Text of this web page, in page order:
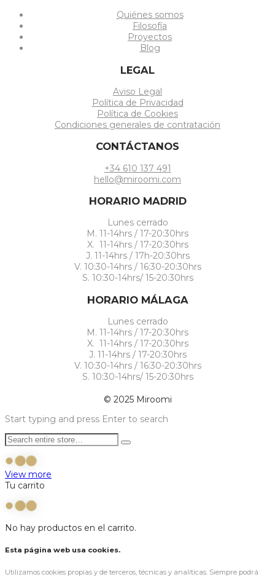
Quiénes somos
Filosofía
Proyectos
Blog
LEGAL
Aviso Legal
Política de Privacidad
Política de Cookies
Condiciones generales de contratación
CONTÁCTANOS
+34 610 137 491
hello@miroomi.com
HORARIO MADRID
Lunes cerrado
M. 11-14hrs / 17-20:30hrs
X. 11-14hrs / 17-20:30hrs
J. 11-14hrs / 17h-20:30hrs
V. 10:30-14hrs / 16:30-20:30hrs
S. 10:30-14hrs/ 15-20:30hrs
HORARIO MÁLAGA
Lunes cerrado
M. 11-14hrs / 17-20:30hrs
X. 11-14hrs / 17-20:30hrs
J. 11-14hrs / 17-20:30hrs
V. 10:30-14hrs / 16:30-20:30hrs
S. 10:30-14hrs/ 15-20:30hrs
© 2025 Miroomi
Start typing and press Enter to search
View more
Tu carrito
No hay productos en el carrito.
Esta página web usa cookies.
Utilizamos cookies propias y de terceros, técnicas y analíticas. Siempre podrá